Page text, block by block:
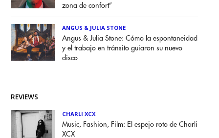
zona de confort”
ANGUS & JULIA STONE
Angus & Julia Stone: Cómo la espontaneidad
y el trabajo en tránsito guiaron su nuevo
disco
REVIEWS
CHARLI XCX
Music, Fashion, Film: El espejo roto de Charli
XCX